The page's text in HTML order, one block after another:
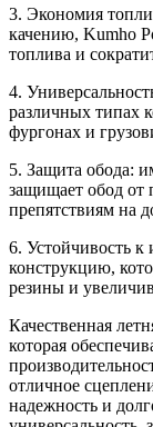
3. Экономия
качению, Kumho
топлива и
4.
различных типах
фургонах и
5. Защита обода:
защищает обод от
препятствиям на
6. Устойчивость
конструкцию,
резины и
Качественная
которая
отличное
надежность и